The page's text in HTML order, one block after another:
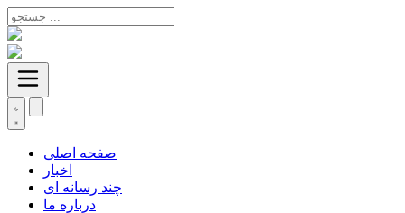
صفحه اصلی
اخبار
چند رسانه ای
درباره ما